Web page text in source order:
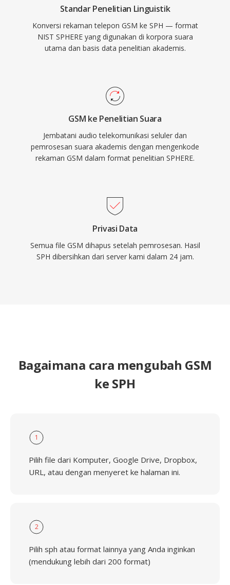
Standar Penelitian Linguistik
Konversi rekaman telepon GSM ke SPH — format
NIST SPHERE yang digunakan di korpora suara
utama dan basis data penelitian akademis.
GSM ke Penelitian Suara
Jembatani audio telekomunikasi seluler dan
pemrosesan suara akademis dengan mengenkode
rekaman GSM dalam format penelitian SPHERE.
Privasi Data
Semua file GSM dihapus setelah pemrosesan. Hasil
SPH dibersihkan dari server kami dalam 24 jam.
Bagaimana cara mengubah GSM
ke SPH
1
Pilih file dari Komputer, Google Drive, Dropbox,
URL, atau dengan menyeret ke halaman ini.
2
Pilih sph atau format lainnya yang Anda inginkan
(mendukung lebih dari 200 format)